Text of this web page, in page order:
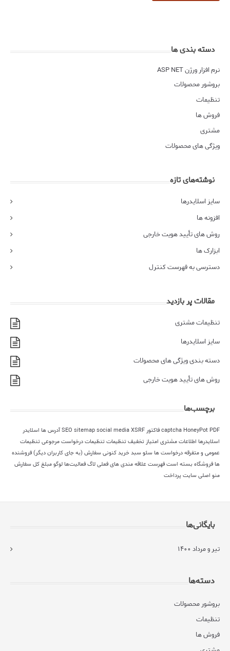
دسته بندی ها
نرم افزار ورژن ASP NET
بروشور محصولات
تنظیمات
فروش ها
مشتری
ویژگی های محصولات
نوشته‌های تازه
سایز اسلایدرها
افزونه ها
روش های تأیید هویت خارجی
ابزارک ها
دسترسی به فهرست کنترل
مقالات پر بازدید
تنظیمات مشتری
سایز اسلایدرها
دسته بندی ویژگی های محصولات
روش های تأیید هویت خارجی
برچسب‌ها
captcha HoneyPot PDF فاکتور SEO sitemapsocial mediaXSRF آدرس ها اسلایدر
اسلایدرها اطلاعات مشتری امتیاز تخفیفتنظیماتتنظیمات درخواست مرجوعیتنظیمات
عمومی و متفرقهدرخواست هاسئوسبد خرید کنونیسفارش (به جای کاربران دیگر)فروشنده
هافروشگاه بسته استفهرست علاقه مندی های فعلیلاگ فعالیت‌هالوگومبلغ کل سفارش
منو اصلی سایتپرداخت
بایگانی‌ها
تیر و مرداد ۱۴۰۰
دسته‌ها
بروشور محصولات
تنظیمات
فروش ها